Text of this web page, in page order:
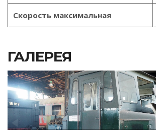
Скорость максимальная
ГАЛЕРЕЯ